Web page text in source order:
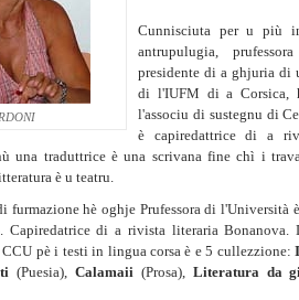
Cunnisciuta per u più
antrupulugia,
presidente di a ghjuria di
di l'IUFM di a Corsica,
l'associu di sustegnu di
è capiredattrice di a
una traduttrice è una scrivana fine chì i
è u teatru.
furmazione hè oghje Prufessora di
Capiredatrice di a rivista literaria
pè i testi in lingua corsa è e 5 cullezzione:
(Puesia),Calamaii (Prosa), Literatura da